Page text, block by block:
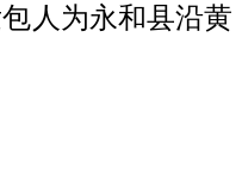
人为永和县沿黄